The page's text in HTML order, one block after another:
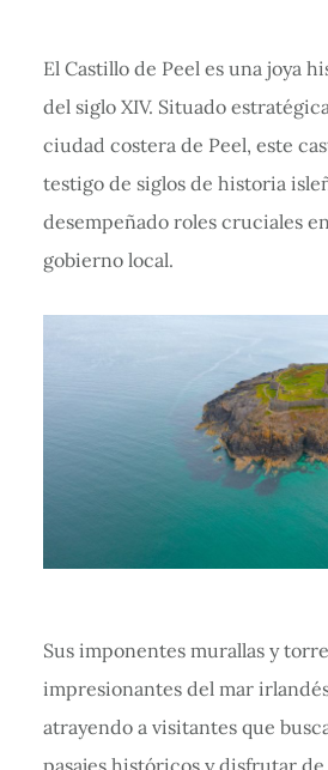
El Castillo de Peel es una joya
del siglo XIV. Situado
ciudad costera de Peel, este
testigo de siglos de historia
desempeñado roles cruciales
gobierno local.
Sus imponentes murallas y
impresionantes del mar
atrayendo a visitantes que
pasajes históricos y disfrutar